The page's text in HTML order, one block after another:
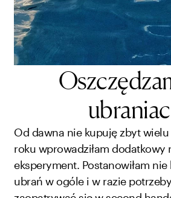
Od dawna nie kupuję zbyt
roku wprowadziłam dodatkowy
eksperyment. Postanowiłam
ubrań w ogóle i w razie